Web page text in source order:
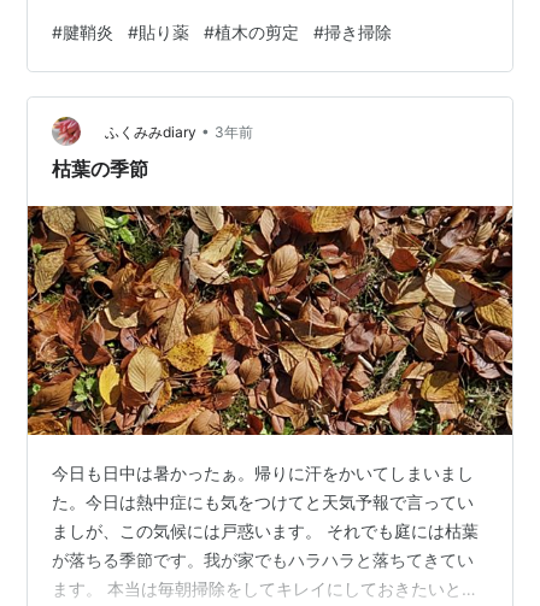
ミを多用していると、これまた 手首とか、肘に違和感
が・・・ この違和感、と言うか痛み感、どうやら 腱鞘
炎？かも・・。 貼り薬やサポータなどで対応しているが
普段鍛えていないせいだと思いつつ、暫 くは貼り薬など
手放せない日が続きそう。
#腱鞘炎 #貼り薬 #植木の剪定 #掃き掃除
ふくみみdiary • 3年前
枯葉の季節
今日も日中は暑かったぁ。帰りに汗をかいてしまいまし
た。今日は熱中症にも気をつけてと天気予報で言ってい
ましが、この気候には戸惑います。 それでも庭には枯葉
が落ちる季節です。我が家でもハラハラと落ちてきてい
ます。 本当は毎朝掃除をしてキレイにしておきたいと思